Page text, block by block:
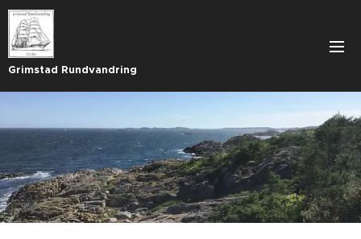
Grimstad Rundvandring